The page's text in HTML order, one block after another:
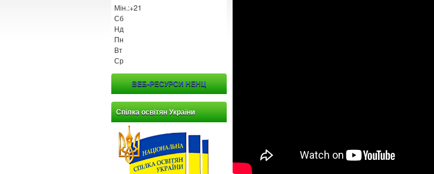
Мін.:+21
Сб
Нд
Пн
Вт
Ср
ВЕБ-РЕСУРСИ НЕНЦ
Спілка освітян України